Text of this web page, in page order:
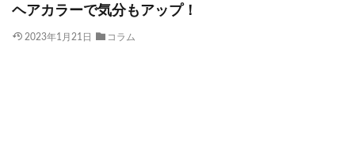
ヘアカラーで気分もアップ！
2023年1月21日 コラム